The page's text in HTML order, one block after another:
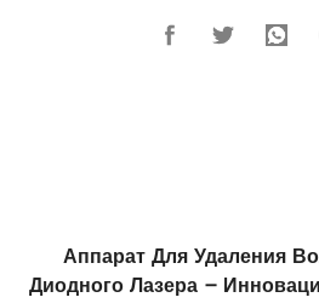
Аппарат Для Удаления
Диодного Лазера –